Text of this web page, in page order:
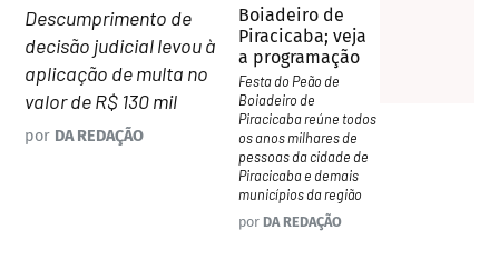
Descumprimento de
decisão judicial levou à
aplicação de multa no
valor de R$ 130 mil
por DA REDAÇÃO
Boiadeiro de
Piracicaba; veja
a programação
Festa do Peão de
Boiadeiro de
Piracicaba reúne todos
os anos milhares de
pessoas da cidade de
Piracicaba e demais
municípios da região
por DA REDAÇÃO